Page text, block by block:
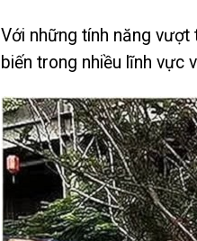
Với những tính năng
biến trong nhiều lĩnh vực